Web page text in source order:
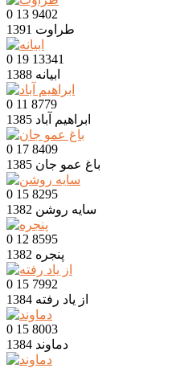
0 13 9402
طراوت 1391
0 19 13341
ابیانه 1388
0 11 8779
ابراهیم آباد 1385
0 17 8409
باغ عمو جان 1385
0 15 8295
سایه روشن 1382
0 12 8595
پنجره 1382
0 15 7992
از یاد رفته 1384
0 15 8003
دماوند 1384